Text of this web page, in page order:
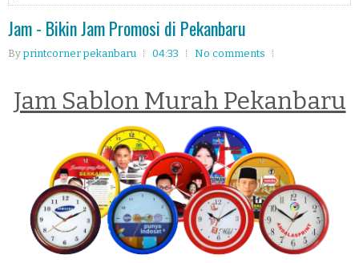
Jam - Bikin Jam Promosi di Pekanbaru
Byprintcorner pekanbaru 04:33 No comments
Jam Sablon Murah Pekanbaru